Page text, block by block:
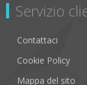
Servizio
Contattaci
Cookie Policy
Mappa del sito